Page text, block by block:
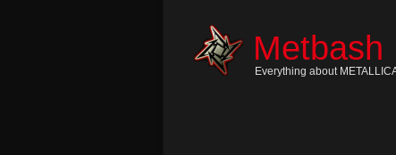
Metbash
Everything about